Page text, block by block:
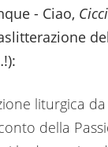
- Ciao,
liturgica
della